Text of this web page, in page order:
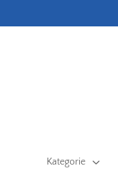
Kategorie